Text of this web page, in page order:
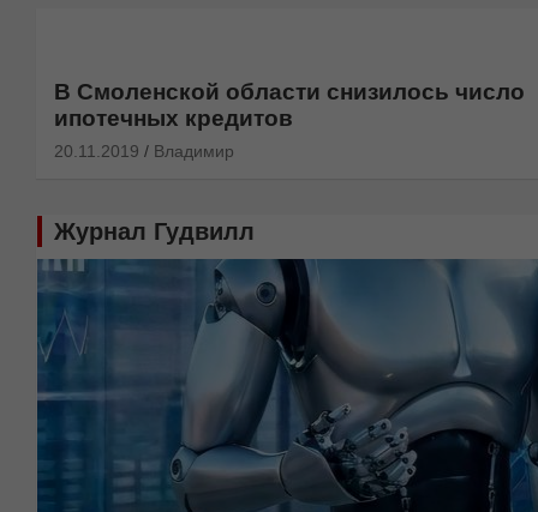
В Смоленской области снизилось число
ипотечных кредитов
20.11.2019 Владимир
Журнал Гудвилл